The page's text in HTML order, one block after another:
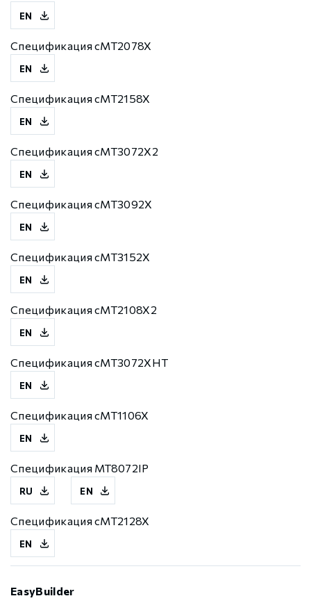
EN
Спецификация cMT2078X
EN
Спецификация cMT2158X
EN
Спецификация cMT3072X2
EN
Спецификация cMT3092X
EN
Спецификация cMT3152X
EN
Спецификация cMT2108X2
EN
Спецификация cMT3072XHT
EN
Спецификация cMT1106X
EN
Спецификация MT8072IP
RU EN
Спецификация cMT2128X
EN
EasyBuilder